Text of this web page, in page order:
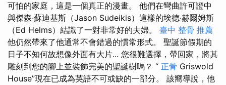
可怕的家庭，這是一個真正的漫畫。 他們在彎曲許可證中
與傑森·蘇迪基斯（Jason Sudeikis）這樣的埃德·赫爾姆斯
（Ed Helms）結識了一對非常好的夫婦。 臺中 整骨 推薦
他仍然帶來了他通常不會錯過的慣常形式。 聖誕節假期的
日子不知何故想像外面有大片... 您很難選擇，帶回家，將其
雕刻到您的腳上並裝飾完美的聖誕樹嗎？ “ 正骨 Griswold
House”現在已成為英語不可或缺的一部分。 該嚮導說，他